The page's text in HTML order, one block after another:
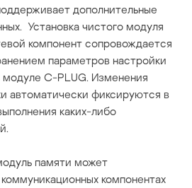
дополнительные
Установка чистого модуля
компонент сопровождается
параметров настройки
модуле C-PLUG. Изменения
автоматически фиксируются в
каких-либо
памяти может
компонентах